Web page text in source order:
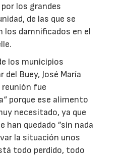
los grandes
de las que se
los damnificados en el
los municipios
Buey, José María
reunión fue
porque ese alimento
necesitado, ya que
han quedado ”sin nada
la situación unos
todo perdido, todo